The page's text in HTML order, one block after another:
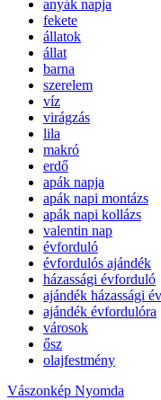
anyák napja
fekete
állatok
állat
barna
szerelem
víz
virágzás
lila
makró
erdő
apák napja
apák napi montázs
apák napi kollázs
valentin nap
évforduló
évfordulós ajándék
házassági évforduló
ajándék házassági
ajándék évfordulóra
városok
ősz
olajfestmény
Vászonkép Nyomda